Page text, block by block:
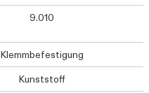
9.010
Klemmbefestigung
Kunststoff